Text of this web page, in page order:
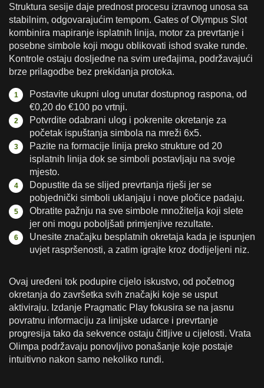
Struktura sesije daje prednost procesu izravnog unosa sa
stabilnim, odgovarajućim tempom. Gates of Olympus Slot
kombinira mapiranje isplatnih linija, motor za prevrtanje i
posebne simbole koji mogu oblikovati ishod svake runde.
Kontrole ostaju dosljedne na svim uređajima, podržavajući
brze prilagodbe bez prekidanja protoka.
Postavite ukupni ulog unutar dostupnog raspona, od
€0,20 do €100 po vrtnji.
Potvrdite odabrani ulog i pokrenite okretanje za
početak ispuštanja simbola na mreži 6x5.
Pazite na formacije linija preko strukture od 20
isplatnih linija dok se simboli postavljaju na svoje
mjesto.
Dopustite da se slijed prevrtanja riješi jer se
pobjednički simboli uklanjaju i nove pločice padaju.
Obratite pažnju na sve simbole množitelja koji slete
jer oni mogu poboljšati primjenjive rezultate.
Unesite značajku besplatnih okretaja kada je ispunjen
uvjet raspršenosti, a zatim igrajte kroz dodijeljeni niz.
Ovaj uređeni tok podupire cijelo iskustvo, od početnog
okretanja do završetka svih značajki koje se usput
aktiviraju. Izdanje Pragmatic Play fokusira se na jasnu
povratnu informaciju za linijske udarce i prevrtanje
progresija tako da sekvence ostaju čitljive u cijelosti. Vrata
Olimpa podržavaju ponovljivo ponašanje koje postaje
intuitivno nakon samo nekoliko rundi.